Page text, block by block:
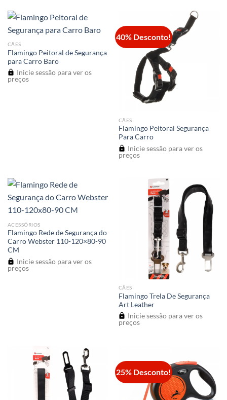
CÃES
Flamingo Peitoral de Segurança
para Carro Baro
Inicie sessão para ver os
preços
40% Desconto!
CÃES
Flamingo Peitoral Segurança
Para Carro
Inicie sessão para ver os
preços
ACESSÓRIOS
Flamingo Rede de Segurança do
Carro Webster 110-120×80-90
CM
Inicie sessão para ver os
preços
CÃES
Flamingo Trela De Segurança
Art Leather
Inicie sessão para ver os
preços
25% Desconto!